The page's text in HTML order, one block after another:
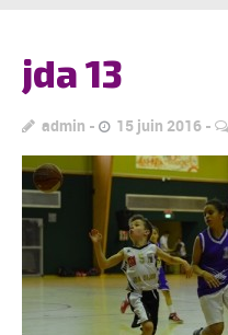
jda 13
admin 15 juin 2016